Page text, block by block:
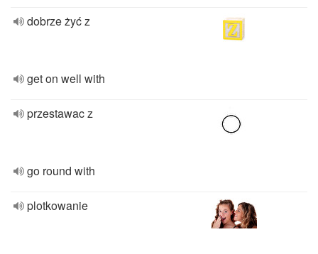
dobrze żyć z
get on well with
przestawac z
go round with
plotkowanie